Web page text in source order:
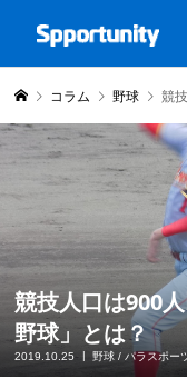
コラム 野球 競
競技人口は900
野球」とは？
2019.10.25 野球 / パラスポー